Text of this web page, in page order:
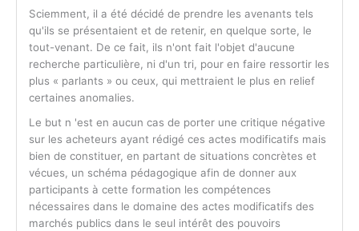
Sciemment, il a été décidé de prendre les avenants tels
qu'ils se présentaient et de retenir, en quelque sorte, le
tout-venant. De ce fait, ils n'ont fait l'objet d'aucune
recherche particulière, ni d'un tri, pour en faire ressortir les
plus « parlants » ou ceux, qui mettraient le plus en relief
certaines anomalies.
Le but n 'est en aucun cas de porter une critique négative
sur les acheteurs ayant rédigé ces actes modificatifs mais
bien de constituer, en partant de situations concrètes et
vécues, un schéma pédagogique afin de donner aux
participants à cette formation les compétences
nécessaires dans le domaine des actes modificatifs des
marchés publics dans le seul intérêt des pouvoirs